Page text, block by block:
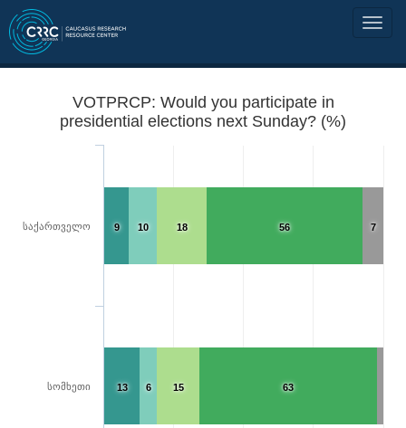
VOTPRCP: Would you participate in
presidential elections next Sunday? (%)
7
56
63
18
15
10
6
9
13
საქართველო
სომხეთი